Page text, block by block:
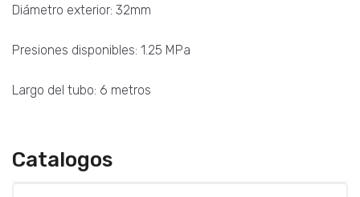
Diámetro exterior: 32mm
Presiones disponibles: 1.25 MPa
Largo del tubo: 6 metros
Catalogos